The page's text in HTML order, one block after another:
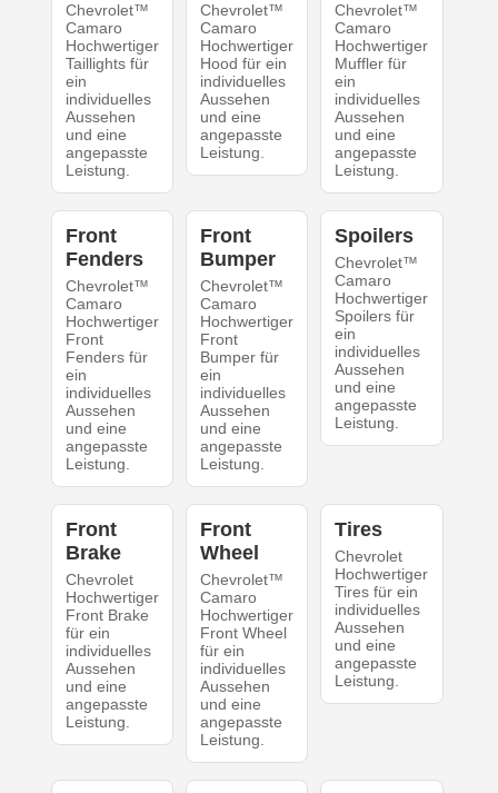
Chevrolet™
Camaro
Hochwertiger
Taillights für
ein
individuelles
Aussehen
und eine
angepasste
Leistung.
Chevrolet™
Camaro
Hochwertiger
Hood für ein
individuelles
Aussehen
und eine
angepasste
Leistung.
Chevrolet™
Camaro
Hochwertiger
Muffler für
ein
individuelles
Aussehen
und eine
angepasste
Leistung.
Front
Fenders
Chevrolet™
Camaro
Hochwertiger
Front
Fenders für
ein
individuelles
Aussehen
und eine
angepasste
Leistung.
Front
Bumper
Chevrolet™
Camaro
Hochwertiger
Front
Bumper für
ein
individuelles
Aussehen
und eine
angepasste
Leistung.
Spoilers
Chevrolet™
Camaro
Hochwertiger
Spoilers für
ein
individuelles
Aussehen
und eine
angepasste
Leistung.
Front
Brake
Chevrolet
Hochwertiger
Front Brake
für ein
individuelles
Aussehen
und eine
angepasste
Leistung.
Front
Wheel
Chevrolet™
Camaro
Hochwertiger
Front Wheel
für ein
individuelles
Aussehen
und eine
angepasste
Leistung.
Tires
Chevrolet
Hochwertiger
Tires für ein
individuelles
Aussehen
und eine
angepasste
Leistung.